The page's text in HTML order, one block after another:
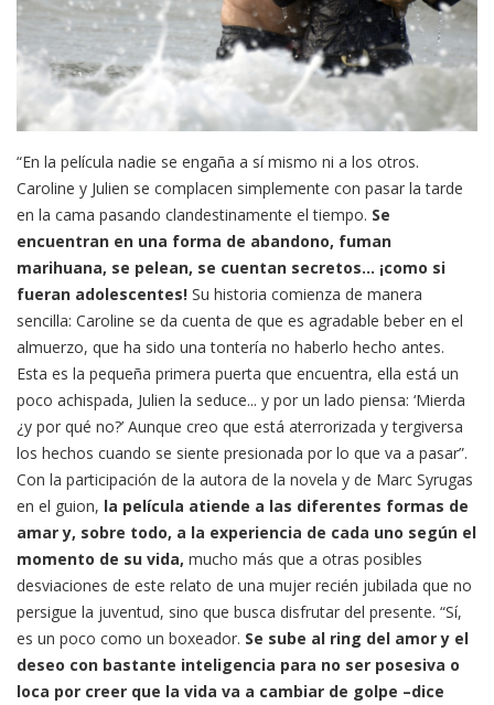
“En la película nadie se engaña a sí mismo ni a los otros.
Caroline y Julien se complacen simplemente con pasar la tarde
en la cama pasando clandestinamente el tiempo. Se
encuentran en una forma de abandono, fuman
marihuana, se pelean, se cuentan secretos… ¡como si
fueran adolescentes! Su historia comienza de manera
sencilla: Caroline se da cuenta de que es agradable beber en el
almuerzo, que ha sido una tontería no haberlo hecho antes.
Esta es la pequeña primera puerta que encuentra, ella está un
poco achispada, Julien la seduce... y por un lado piensa: ‘Mierda
¿y por qué no?’ Aunque creo que está aterrorizada y tergiversa
los hechos cuando se siente presionada por lo que va a pasar”.
Con la participación de la autora de la novela y de Marc Syrugas
en el guion, la película atiende a las diferentes formas de
amar y, sobre todo, a la experiencia de cada uno según el
momento de su vida, mucho más que a otras posibles
desviaciones de este relato de una mujer recién jubilada que no
persigue la juventud, sino que busca disfrutar del presente. “Sí,
es un poco como un boxeador. Se sube al ring del amor y el
deseo con bastante inteligencia para no ser posesiva o
loca por creer que la vida va a cambiar de golpe –dice